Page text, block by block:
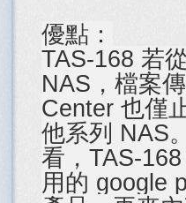
優點：
TAS-168 若
NAS，檔案
Center 也僅
他系列 NAS
看，TAS-
用的 google